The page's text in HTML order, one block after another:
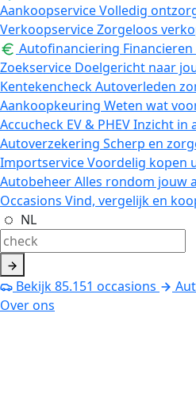
AankoopserviceVolledig
VerkoopserviceZorgeloos
Autofinanciering
Zoekservice Doelgericht naar
KentekencheckAutoverleden
Aankoopkeuring Weten wat
Accucheck EV & PHEVInzicht in
Autoverzekering Scherp en
ImportserviceVoordelig kopen
AutobeheerAlles rondom jouw
Occasions Vind, vergelijk en
NL
Bekijk85.151 occasions
Over ons